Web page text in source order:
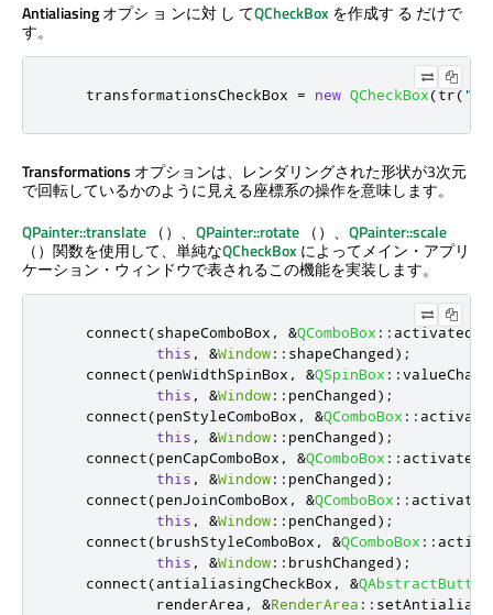
Antialiasingオプシ ョ ンに対 し てQCheckBox を作成す る だけで
す。
    transformationsCheckBox
= new QCheckBox(tr(
Transformations オプションは、レンダリングされた形状が3次元
で回転しているかのように見える座標系の操作を意味します。
QPainter::translate （）、 QPainter::rotate （）、 QPainter::scale
（）関数を使用して、単純なQCheckBox によってメイン・アプリ
ケーション・ウィンドウで表されるこの機能を実装します。
    connect
(shapeComboBox , &QComboBox :: activated
this , &Window:: shapeChanged);
    connect
(penWidthSpinBox , &QSpinBox ::
this , &Window:: penChanged);
    connect
(penStyleComboBox , &QComboBox ::
this , &Window:: penChanged);
    connect
(penCapComboBox , &QComboBox :: activated
this , &Window:: penChanged);
    connect
(penJoinComboBox , &QComboBox :: activated
this , &Window:: penChanged);
    connect
(brushStyleComboBox , &QComboBox ::
this , &Window:: brushChanged);
    connect
(antialiasingCheckBox , &QAbstractButton
            renderArea
, &RenderArea ::